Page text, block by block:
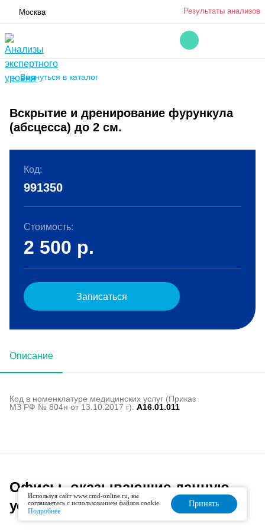
Москва Результаты анализов
← Вернуться в каталог
Вскрытие и дренирование фурункула
(абсцесса) до 2 см.
Описание
Код в номенклатуре медицинских услуг (Приказ
МЗ РФ № 804н от 13.10.2017 г): A16.01.011
Код:
991350
Стоимость:
2 500 р.
Записаться
Офисы, оказывающие данную
услугу
Используя сайт www.cmd-online.ru, вы
соглашаетесь с использованием файлов cookie.
Подробнее
Принять